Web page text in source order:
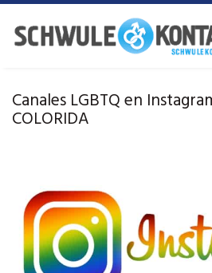
Ir
contenido
Canales LGBTQ en
COLORIDA